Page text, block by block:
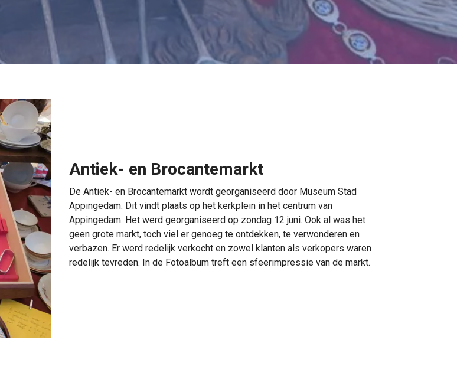
Antiek- en Brocantemarkt
De Antiek- en Brocantemarkt wordt georganiseerd door Museum Stad
Appingedam. Dit vindt plaats op het kerkplein in het centrum van
Appingedam. Het werd georganiseerd op zondag 12 juni. Ook al was het
geen grote markt, toch viel er genoeg te ontdekken, te verwonderen en
verbazen. Er werd redelijk verkocht en zowel klanten als verkopers waren
redelijk tevreden. In de Fotoalbum treft een sfeerimpressie van de markt.